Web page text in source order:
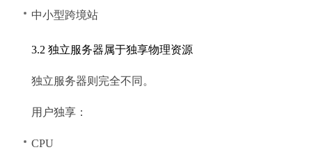
中小型跨境站
3.2 独立服务器属于独享物理资源
独立服务器则完全不同。
用户独享：
CPU